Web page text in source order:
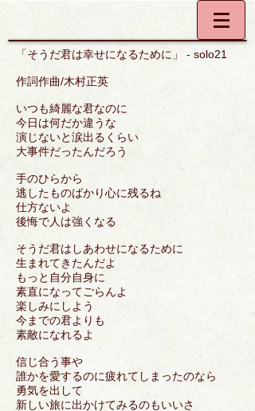
「そうだ君は幸せになるために」 - solo21
作詞作曲/木村正英
いつも綺麗な君なのに
今日は何だか違うな
演じないと涙出るくらい
大事件だったんだろう
手のひらから
逃したものばかり心に残るね
仕方ないよ
後悔で人は強くなる
そうだ君はしあわせになるために
生まれてきたんだよ
もっと自分自身に
素直になってごらんよ
楽しみにしよう
今までの君よりも
素敵になれるよ
信じ合う事や
誰かを愛するのに疲れてしまったのなら
勇気を出して
新しい旅に出かけてみるのもいいさ